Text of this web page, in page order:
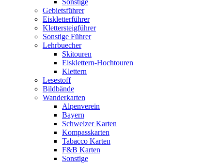
Sonstige
Gebietsführer
Eiskletterführer
Klettersteigführer
Sonstige Führer
Lehrbuecher
Skitouren
Eisklettern-Hochtouren
Klettern
Lesestoff
Bildbände
Wanderkarten
Alpenverein
Bayern
Schweizer Karten
Kompasskarten
Tabacco Karten
F&B Karten
Sonstige